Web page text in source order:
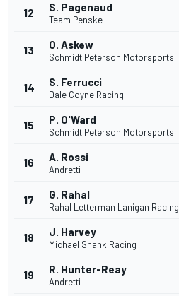
12 S. Pagenaud
Team Penske
13 O. Askew
Schmidt Peterson Motorsports
14 S. Ferrucci
Dale Coyne Racing
15 P. O'Ward
Schmidt Peterson Motorsports
16 A. Rossi
Andretti
17 G. Rahal
Rahal Letterman Lanigan Racing
18 J. Harvey
Michael Shank Racing
19 R. Hunter-Reay
Andretti